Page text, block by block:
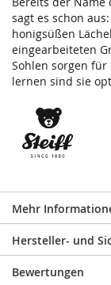
sagt es schon
honigsüßen
eingearbeiteten
Sohlen sorgen für
lernen sind sie
Mehr
Hersteller- und
Bewertungen